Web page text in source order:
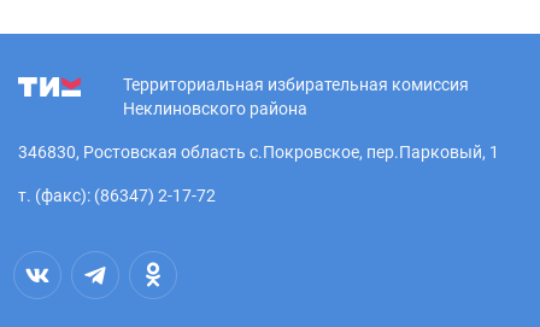
Территориальная избирательная комиссия
Неклиновского района
346830, Ростовская область с.Покровское, пер.Парковый, 1
т. (факс): (86347) 2-17-72